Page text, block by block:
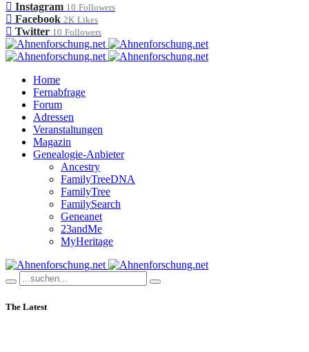
Instagram 10 Followers
Facebook 2K Likes
Twitter 10 Followers
Home
Fernabfrage
Forum
Adressen
Veranstaltungen
Magazin
Genealogie-Anbieter
Ancestry
FamilyTreeDNA
FamilyTree
FamilySearch
Geneanet
23andMe
MyHeritage
The Latest